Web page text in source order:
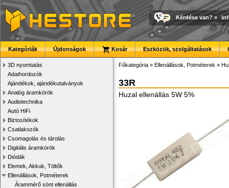
Kérdése van? »
Kategóriák Újdonságok Kosár Eszközök, szolgáltatások
3D nyomtatás
Adathordozók
Ajándékok, ajándékutalványok
Analóg áramkörök
Audiotechnika
Autó HiFi
Biztosítékok
Csatlakozók
Csomagolás és tárolás
Digitális áramkörök
Diódák
Elemek, Akkuk, Töltők
Ellenállások, Potméterek
Árammérő sönt ellenállás
Főkategória » Ellenállások, Potméterek »
33R
Huzal ellenállás 5W 5%